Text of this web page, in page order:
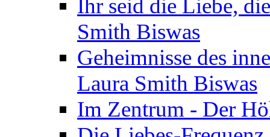
Ihr seid die Liebe,
Smith Biswas
Geheimnisse des
Laura Smith Biswas
Im Zentrum - Der